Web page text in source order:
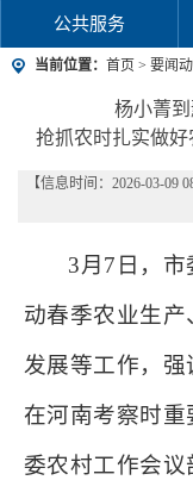
公共服务
当前位置： 首页 > 要闻
杨小菁
抢抓农时扎实做
【信息时间：2026-03-09
3月7日，
动春季农业生
发展等工作，
在河南考察时
委农村工作会